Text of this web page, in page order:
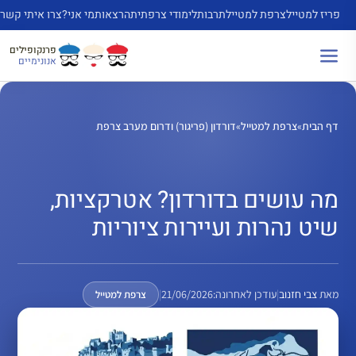
לדלג
לתוכן
פריז למטיילצרפת למטיילתרבותלימודי צרפתיתהרצאותמי אני?צרו איתי קשר
פרנקופילים
אנונימיים
דף הבית»צרפת למטייל»דורדון (פריגור) ודרום מערב צרפת
מה עושים בדורדון? אטרקציות,
שיט נהרות ועיירות ציוריות
מאתצבי חזנוב|עודכן לאחרונה:21/06/2026
| צרפת למטייל